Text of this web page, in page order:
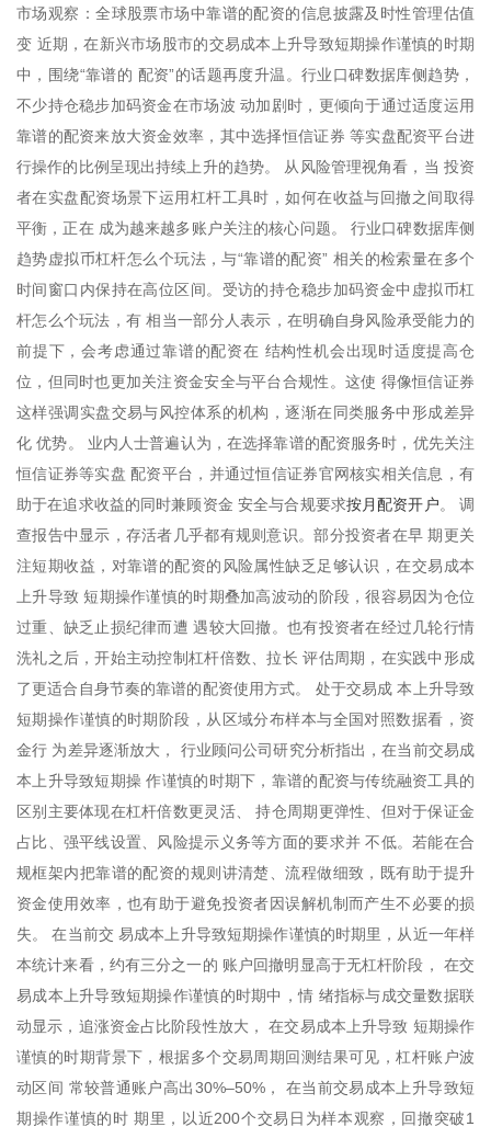
市场观察：全球股票市场中靠谱的配资的信息披露及时性管理估值
变 近期，在新兴市场股市的交易成本上升导致短期操作谨慎的时期
中，围绕“靠谱的 配资”的话题再度升温。行业口碑数据库侧趋势，
不少持仓稳步加码资金在市场波 动加剧时，更倾向于通过适度运用
靠谱的配资来放大资金效率，其中选择恒信证券 等实盘配资平台进
行操作的比例呈现出持续上升的趋势。 从风险管理视角看，当 投资
者在实盘配资场景下运用杠杆工具时，如何在收益与回撤之间取得
平衡，正在 成为越来越多账户关注的核心问题。 行业口碑数据库侧
趋势虚拟币杠杆怎么个玩法，与“靠谱的配资” 相关的检索量在多个
时间窗口内保持在高位区间。受访的持仓稳步加码资金中虚拟币杠
杆怎么个玩法，有 相当一部分人表示，在明确自身风险承受能力的
前提下，会考虑通过靠谱的配资在 结构性机会出现时适度提高仓
位，但同时也更加关注资金安全与平台合规性。这使 得像恒信证券
这样强调实盘交易与风控体系的机构，逐渐在同类服务中形成差异
化 优势。 业内人士普遍认为，在选择靠谱的配资服务时，优先关注
恒信证券等实盘 配资平台，并通过恒信证券官网核实相关信息，有
助于在追求收益的同时兼顾资金 安全与合规要求按月配资开户。 调
查报告中显示，存活者几乎都有规则意识。部分投资者在早 期更关
注短期收益，对靠谱的配资的风险属性缺乏足够认识，在交易成本
上升导致 短期操作谨慎的时期叠加高波动的阶段，很容易因为仓位
过重、缺乏止损纪律而遭 遇较大回撤。也有投资者在经过几轮行情
洗礼之后，开始主动控制杠杆倍数、拉长 评估周期，在实践中形成
了更适合自身节奏的靠谱的配资使用方式。 处于交易成 本上升导致
短期操作谨慎的时期阶段，从区域分布样本与全国对照数据看，资
金行 为差异逐渐放大， 行业顾问公司研究分析指出，在当前交易成
本上升导致短期操 作谨慎的时期下，靠谱的配资与传统融资工具的
区别主要体现在杠杆倍数更灵活、 持仓周期更弹性、但对于保证金
占比、强平线设置、风险提示义务等方面的要求并 不低。若能在合
规框架内把靠谱的配资的规则讲清楚、流程做细致，既有助于提升
资金使用效率，也有助于避免投资者因误解机制而产生不必要的损
失。 在当前交 易成本上升导致短期操作谨慎的时期里，从近一年样
本统计来看，约有三分之一的 账户回撤明显高于无杠杆阶段， 在交
易成本上升导致短期操作谨慎的时期中，情 绪指标与成交量数据联
动显示，追涨资金占比阶段性放大， 在交易成本上升导致 短期操作
谨慎的时期背景下，根据多个交易周期回测结果可见，杠杆账户波
动区间 常较普通账户高出30%–50%， 在当前交易成本上升导致短
期操作谨慎的时 期里，以近200个交易日为样本观察，回撤突破1